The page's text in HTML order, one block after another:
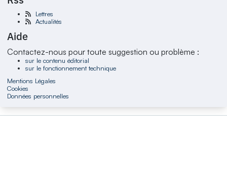
Lettres
Actualités
Aide
Contactez-nous pour toute suggestion ou problème :
sur le contenu éditorial
sur le fonctionnement technique
Mentions Légales
Cookies
Données personnelles